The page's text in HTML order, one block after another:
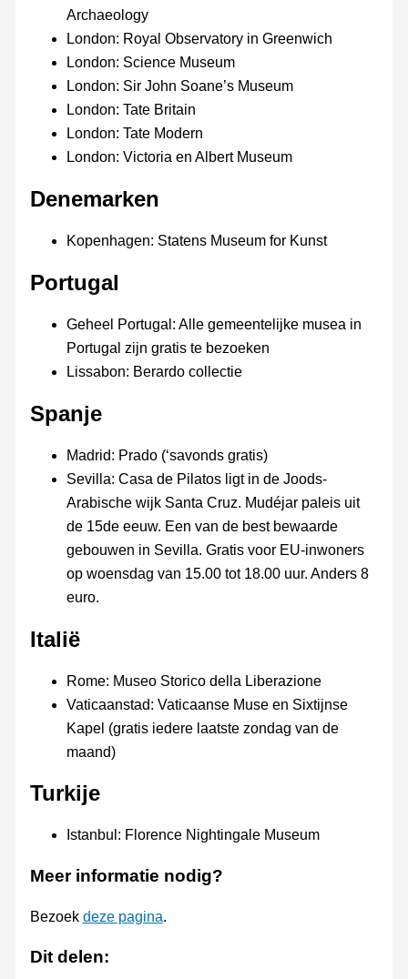
Archaeology
London: Royal Observatory in Greenwich
London: Science Museum
London: Sir John Soane’s Museum
London: Tate Britain
London: Tate Modern
London: Victoria en Albert Museum
Denemarken
Kopenhagen: Statens Museum for Kunst
Portugal
Geheel Portugal: Alle gemeentelijke musea in
Portugal zijn gratis te bezoeken
Lissabon: Berardo collectie
Spanje
Madrid: Prado (‘savonds gratis)
Sevilla: Casa de Pilatos ligt in de Joods-
Arabische wijk Santa Cruz. Mudéjar paleis uit
de 15de eeuw. Een van de best bewaarde
gebouwen in Sevilla. Gratis voor EU-inwoners
op woensdag van 15.00 tot 18.00 uur. Anders 8
euro.
Italië
Rome: Museo Storico della Liberazione
Vaticaanstad: Vaticaanse Muse en Sixtijnse
Kapel (gratis iedere laatste zondag van de
maand)
Turkije
Istanbul: Florence Nightingale Museum
Meer informatie nodig?
Bezoek deze pagina.
Dit delen: